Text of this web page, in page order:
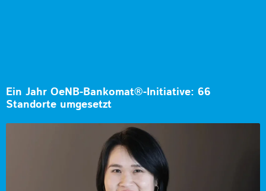
Ein Jahr OeNB-Bankomat®-Initiative: 66
Standorte umgesetzt